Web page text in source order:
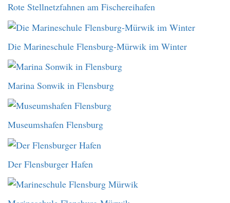
Rote Stellnetzfahnen am Fischereihafen
Die Marineschule Flensburg-Mürwik im Winter
Marina Sonwik in Flensburg
Museumshafen Flensburg
Der Flensburger Hafen